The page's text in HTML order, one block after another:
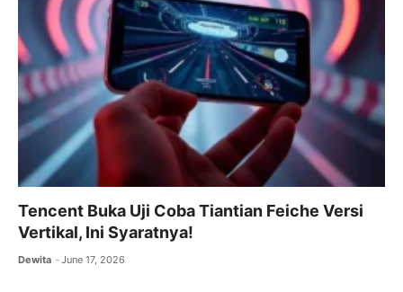
Tencent Buka Uji Coba Tiantian Feiche Versi
Vertikal, Ini Syaratnya!
Dewita June 17, 2026